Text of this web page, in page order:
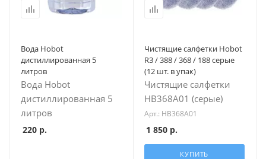
Вода Hobot
дистиллированная 5
литров
Вода Hobot
дистиллированная 5
литров
220 р.
Чистящие салфетки Hobot
R3 / 388 / 368 / 188 серые
(12 шт. в упак)
Чистящие салфетки
HB368А01 (серые)
Арт.: HB368A01
1 850р.
КУПИТЬ